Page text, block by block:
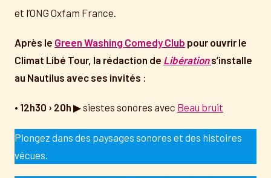
et l’ONG Oxfam France.
Après le Green Washing Comedy Club pour ouvrir le
Climat Libé Tour, la rédaction de Libérations’installe
au Nautilus avec ses invités :
• 12h30 › 20h ▶ siestes sonores avec Beau bruit
Plongez dans des paysages sonores et des histoires
vécues.